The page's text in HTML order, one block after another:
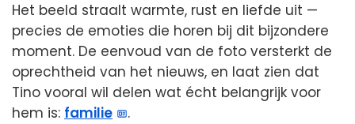
Het beeld straalt warmte, rust en liefde uit —
precies de emoties die horen bij dit bijzondere
moment. De eenvoud van de foto versterkt de
oprechtheid van het nieuws, en laat zien dat
Tino vooral wil delen wat écht belangrijk voor
hem is: familie .